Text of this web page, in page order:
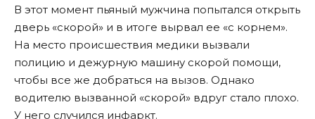
В этот момент пьяный мужчина попытался открыть
дверь «скорой» и в итоге вырвал ее «с корнем».
На место происшествия медики вызвали
полицию и дежурную машину скорой помощи,
чтобы все же добраться на вызов. Однако
водителю вызванной «скорой» вдруг стало плохо.
У него случился инфаркт.